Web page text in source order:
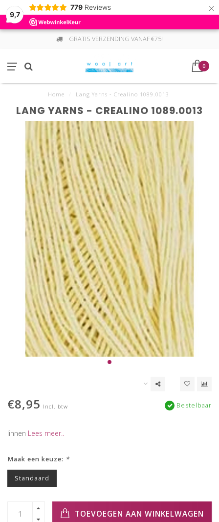
9,7
779 Reviews ×
GRATIS VERZENDING VANAF €75!
0
Home Lang Yarns - Crealino 1089.0013
LANG YARNS - CREALINO 1089.0013
€8,95 Incl. btw Bestelbaar
linnen Lees meer..
Maak een keuze: *
Standaard
TOEVOEGEN AAN WINKELWAGEN